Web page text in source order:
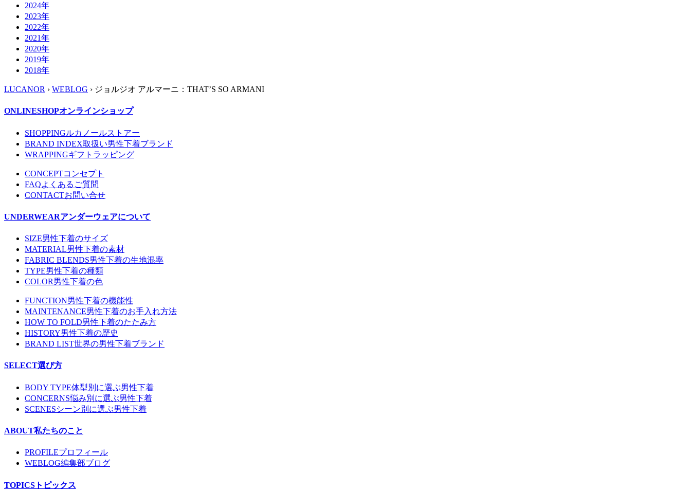
2024年
2023年
2022年
2021年
2020年
2019年
2018年
LUCANOR › WEBLOG › ジョルジオ アルマーニ：THAT’S SO ARMANI
ONLINESHOPオンラインショップ
SHOPPINGルカノールストアー
BRAND INDEX取扱い男性下着ブランド
WRAPPINGギフトラッピング
CONCEPTコンセプト
FAQよくあるご質問
CONTACTお問い合せ
UNDERWEARアンダーウェアについて
SIZE男性下着のサイズ
MATERIAL男性下着の素材
FABRIC BLENDS男性下着の生地混率
TYPE男性下着の種類
COLOR男性下着の色
FUNCTION男性下着の機能性
MAINTENANCE男性下着のお手入れ方法
HOW TO FOLD男性下着のたたみ方
HISTORY男性下着の歴史
BRAND LIST世界の男性下着ブランド
SELECT選び方
BODY TYPE体型別に選ぶ男性下着
CONCERNS悩み別に選ぶ男性下着
SCENESシーン別に選ぶ男性下着
ABOUT私たちのこと
PROFILEプロフィール
WEBLOG編集部ブログ
TOPICS トピックス